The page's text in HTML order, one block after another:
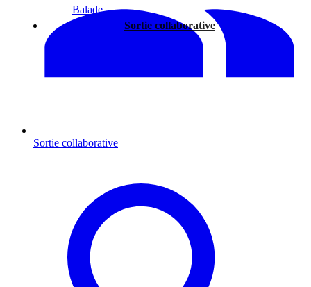
Balade
Sortie collaborative
Sortie collaborative